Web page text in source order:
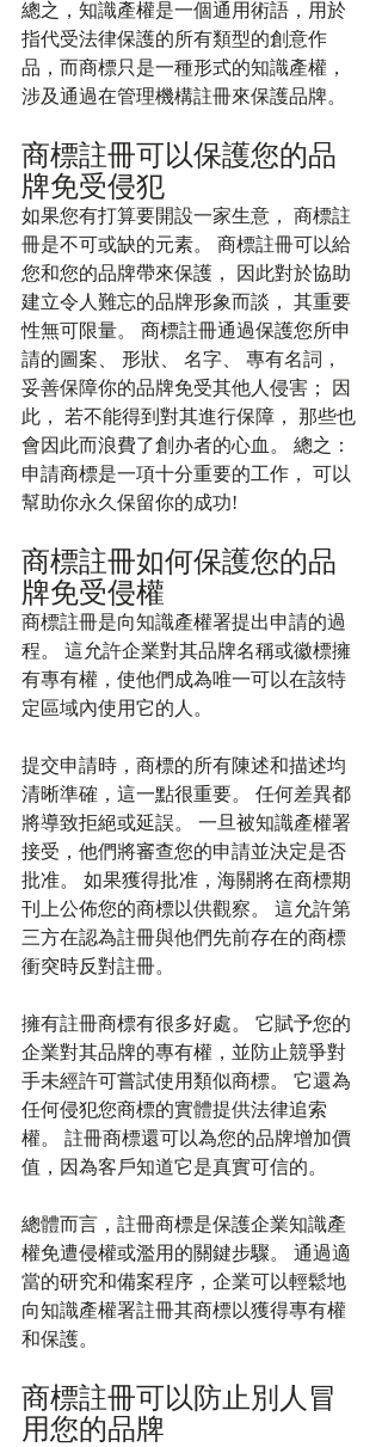
總之，知識產權是一個通用術語，用於
指代受法律保護的所有類型的創意作
品，而商標只是一種形式的知識產權，
涉及通過在管理機構註冊來保護品牌。
商標註冊可以保護您的品
牌免受侵犯
如果您有打算要開設一家生意， 商標註
冊是不可或缺的元素。 商標註冊可以給
您和您的品牌帶來保護， 因此對於協助
建立令人難忘的品牌形象而談， 其重要
性無可限量。 商標註冊通過保護您所申
請的圖案、 形狀、 名字、 專有名詞，
妥善保障你的品牌免受其他人侵害； 因
此， 若不能得到對其進行保障， 那些也
會因此而浪費了創办者的心血。 總之：
申請商標是一項十分重要的工作， 可以
幫助你永久保留你的成功!
商標註冊如何保護您的品
牌免受侵權
商標註冊是向知識產權署提出申請的過
程。 這允許企業對其品牌名稱或徽標擁
有專有權，使他們成為唯一可以在該特
定區域內使用它的人。
提交申請時，商標的所有陳述和描述均
清晰準確，這一點很重要。 任何差異都
將導致拒絕或延誤。 一旦被知識產權署
接受，他們將審查您的申請並決定是否
批准。 如果獲得批准，海關將在商標期
刊上公佈您的商標以供觀察。 這允許第
三方在認為註冊與他們先前存在的商標
衝突時反對註冊。
擁有註冊商標有很多好處。 它賦予您的
企業對其品牌的專有權，並防止競爭對
手未經許可嘗試使用類似商標。 它還為
任何侵犯您商標的實體提供法律追索
權。 註冊商標還可以為您的品牌增加價
值，因為客戶知道它是真實可信的。
總體而言，註冊商標是保護企業知識產
權免遭侵權或濫用的關鍵步驟。 通過適
當的研究和備案程序，企業可以輕鬆地
向知識產權署註冊其商標以獲得專有權
和保護。
商標註冊可以防止別人冒
用您的品牌